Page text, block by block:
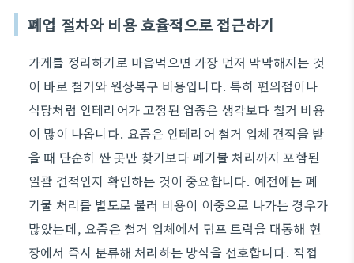
폐업 절차와 비용 효율적으로 접근하기
가게를 정리하기로 마음먹으면 가장 먼저 막막해지는 것
이 바로 철거와 원상복구 비용입니다. 특히 편의점이나
식당처럼 인테리어가 고정된 업종은 생각보다 철거 비용
이 많이 나옵니다. 요즘은 인테리어 철거 업체 견적을 받
을 때 단순히 싼 곳만 찾기보다 폐기물 처리까지 포함된
일괄 견적인지 확인하는 것이 중요합니다. 예전에는 폐
기물 처리를 별도로 불러 비용이 이중으로 나가는 경우가
많았는데, 요즘은 철거 업체에서 덤프 트럭을 대동해 현
장에서 즉시 분류해 처리하는 방식을 선호합니다. 직접